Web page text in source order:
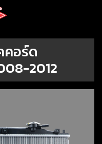
คอร์ด
2012